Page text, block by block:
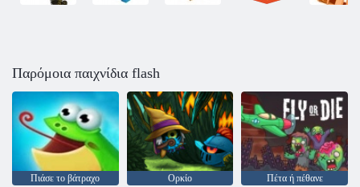
Παρόμοια παιχνίδια flash
Πιάσε το βάτραχο Ορκίο Πέτα ή πέθανε